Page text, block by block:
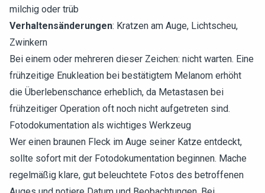
milchig oder trüb
Verhaltensänderungen: Kratzen am Auge, Lichtscheu,
Zwinkern
Bei einem oder mehreren dieser Zeichen: nicht warten. Eine
frühzeitige Enukleation bei bestätigtem Melanom erhöht
die Überlebenschance erheblich, da Metastasen bei
frühzeitiger Operation oft noch nicht aufgetreten sind.
Fotodokumentation als wichtiges Werkzeug
Wer einen braunen Fleck im Auge seiner Katze entdeckt,
sollte sofort mit der Fotodokumentation beginnen. Mache
regelmäßig klare, gut beleuchtete Fotos des betroffenen